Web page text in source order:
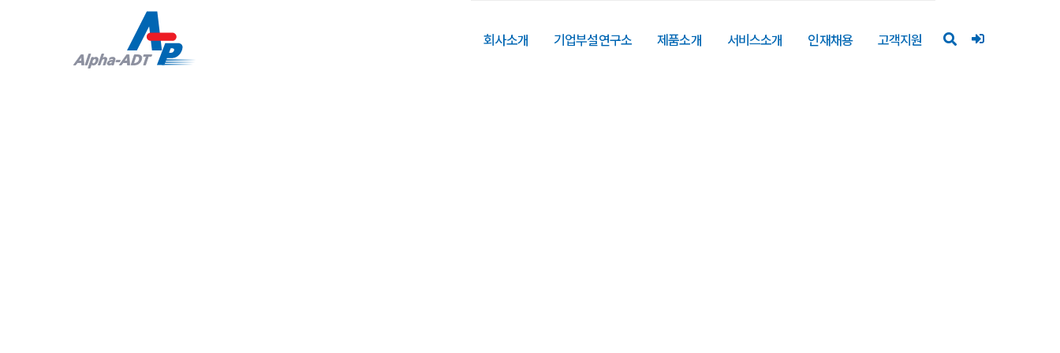
회사소개 기업부설연구소 제품소개 서비스소개 인재채용 고객지원